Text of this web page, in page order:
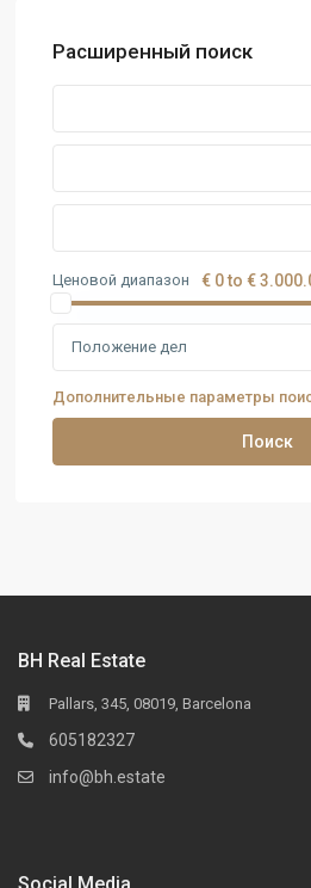
Расширенный поиск
Ценовой диапазон € 0 to €
Положение дел
Дополнительные параметры
Поиск
BH Real Estate
Pallars, 345, 08019, Barcelona
605182327
info@bh.estate